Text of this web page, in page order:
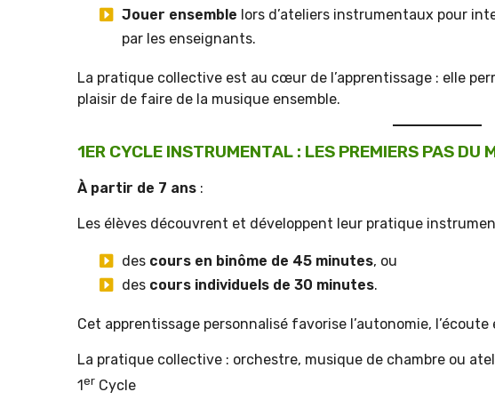
Jouer ensemble lors d’ateliers instrumentaux pour
par les enseignants.
La pratique collective est au cœur de l’apprentissage : elle
plaisir de faire de la musique ensemble.
1ER CYCLE INSTRUMENTAL : LES PREMIERS PAS DU
À partir de 7 ans :
Les élèves découvrent et développent leur pratique
des cours en binôme de 45 minutes, ou
des cours individuels de 30 minutes.
Cet apprentissage personnalisé favorise l’autonomie, l’écoute
La pratique collective : orchestre, musique de chambre ou
1 er Cycle